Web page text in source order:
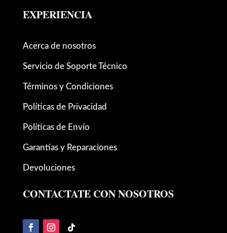
EXPERIENCIA
Acerca de nosotros
Servicio de Soporte Técnico
Términos y Condiciones
Políticas de Privacidad
Políticas de Envío
Garantías y Reparaciones
Devoluciones
CONTACTATE CON NOSOTROS